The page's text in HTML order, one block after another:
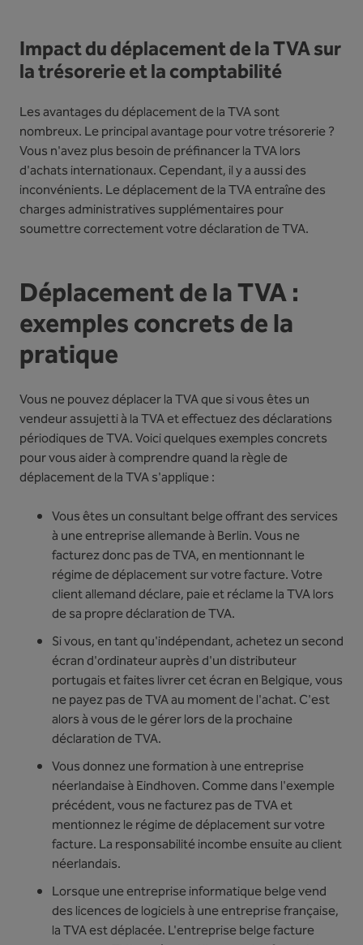
Impact du déplacement de la TVA sur
la trésorerie et la comptabilité
Les avantages du déplacement de la TVA sont
nombreux. Le principal avantage pour votre trésorerie ?
Vous n'avez plus besoin de préfinancer la TVA lors
d'achats internationaux. Cependant, il y a aussi des
inconvénients. Le déplacement de la TVA entraîne des
charges administratives supplémentaires pour
soumettre correctement votre déclaration de TVA.
Déplacement de la TVA :
exemples concrets de la
pratique
Vous ne pouvez déplacer la TVA que si vous êtes un
vendeur assujetti à la TVA et effectuez des déclarations
périodiques de TVA. Voici quelques exemples concrets
pour vous aider à comprendre quand la règle de
déplacement de la TVA s'applique :
Vous êtes un consultant belge offrant des services
à une entreprise allemande à Berlin. Vous ne
facturez donc pas de TVA, en mentionnant le
régime de déplacement sur votre facture. Votre
client allemand déclare, paie et réclame la TVA lors
de sa propre déclaration de TVA.
Si vous, en tant qu'indépendant, achetez un second
écran d'ordinateur auprès d'un distributeur
portugais et faites livrer cet écran en Belgique, vous
ne payez pas de TVA au moment de l'achat. C'est
alors à vous de le gérer lors de la prochaine
déclaration de TVA.
Vous donnez une formation à une entreprise
néerlandaise à Eindhoven. Comme dans l'exemple
précédent, vous ne facturez pas de TVA et
mentionnez le régime de déplacement sur votre
facture. La responsabilité incombe ensuite au client
néerlandais.
Lorsque une entreprise informatique belge vend
des licences de logiciels à une entreprise française,
la TVA est déplacée. L'entreprise belge facture